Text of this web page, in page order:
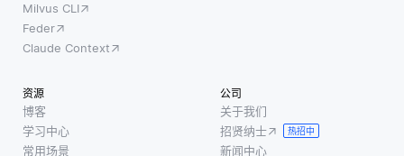
Milvus CLI
Feder
Claude Context
资源
博客
学习中心
常用场景
公司
关于我们
招贤纳士
热招中
新闻中心